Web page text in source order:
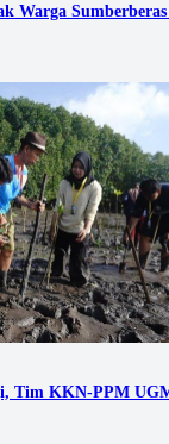
Warga
Tim KKN-PPM